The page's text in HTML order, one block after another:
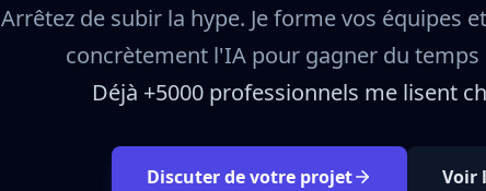
Arrêtez de subir la hype. Je forme vos équipes
concrètement l'IA pour gagner du temps
Déjà +5000 professionnels me lisent
Discuter de votre projet Voir